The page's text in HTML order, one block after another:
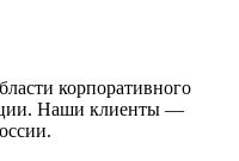
корпоративного
Наши клиенты —